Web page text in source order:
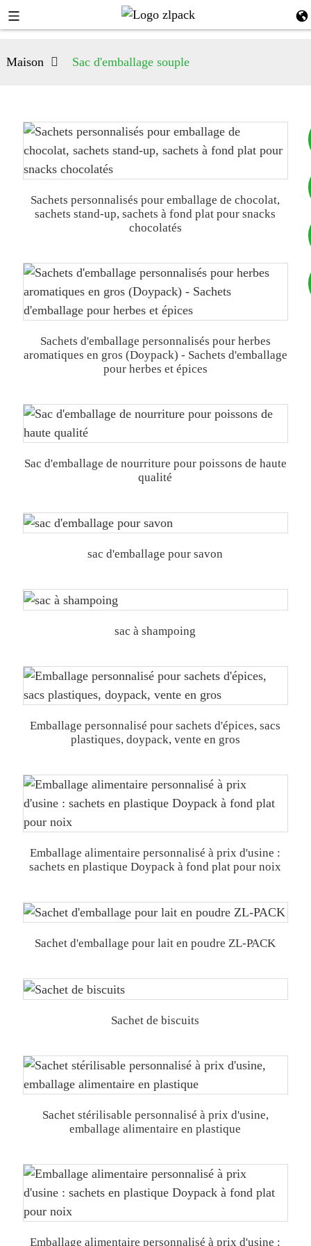
Maison Sac d'emballage souple
Sachets personnalisés pour emballage de chocolat,
sachets stand-up, sachets à fond plat pour snacks
chocolatés
Sachets d'emballage personnalisés pour herbes
aromatiques en gros (Doypack) - Sachets d'emballage
pour herbes et épices
Sac d'emballage de nourriture pour poissons de haute
qualité
sac d'emballage pour savon
sac à shampoing
Emballage personnalisé pour sachets d'épices, sacs
plastiques, doypack, vente en gros
Emballage alimentaire personnalisé à prix d'usine :
sachets en plastique Doypack à fond plat pour noix
Sachet d'emballage pour lait en poudre ZL-PACK
Sachet de biscuits
Sachet stérilisable personnalisé à prix d'usine,
emballage alimentaire en plastique
Emballage alimentaire personnalisé à prix d'usine :